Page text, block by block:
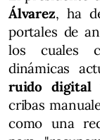
Álvarez, ha
portales de
los cuales
dinámicas
ruido digital
cribas
como una